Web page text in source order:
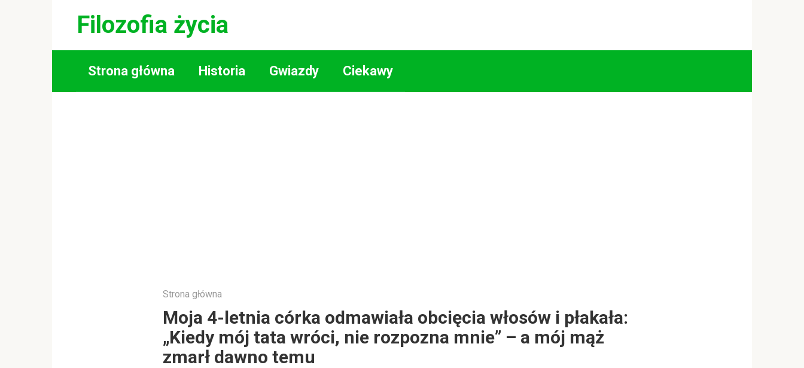
Filozofia życia
Strona główna Historia Gwiazdy Ciekawy
Strona główna
Moja 4-letnia córka odmawiała obcięcia włosów i płakała:
„Kiedy mój tata wróci, nie rozpozna mnie” – a mój mąż
zmarł dawno temu